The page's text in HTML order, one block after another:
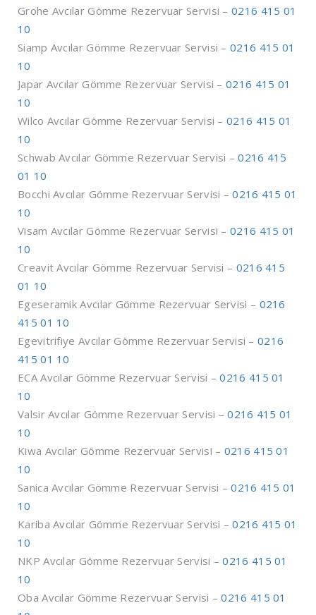
Grohe Avcılar Gömme Rezervuar Servisi – 0216 415 01
10
Siamp Avcılar Gömme Rezervuar Servisi – 0216 415 01
10
Japar Avcılar Gömme Rezervuar Servisi – 0216 415 01
10
Wilco Avcılar Gömme Rezervuar Servisi – 0216 415 01
10
Schwab Avcılar Gömme Rezervuar Servisi –0216 415
01 10
Bocchi Avcılar Gömme Rezervuar Servisi –0216 415 01
10
Visam Avcılar Gömme Rezervuar Servisi – 0216 415 01
10
Creavit Avcılar Gömme Rezervuar Servisi – 0216 415
01 10
Egeseramik Avcılar Gömme Rezervuar Servisi – 0216
415 01 10
Egevitrifiye Avcılar Gömme Rezervuar Servisi –0216
415 01 10
ECA Avcılar Gömme Rezervuar Servisi –0216 415 01
10
Valsir Avcılar Gömme Rezervuar Servisi –0216 415 01
10
Kiwa Avcılar Gömme Rezervuar Servisi – 0216 415 01
10
Sanica Avcılar Gömme Rezervuar Servisi –0216 415 01
10
Kariba Avcılar Gömme Rezervuar Servisi –0216 415 01
10
NKP Avcılar Gömme Rezervuar Servisi –0216 415 01
10
Oba Avcılar Gömme Rezervuar Servisi –0216 415 01